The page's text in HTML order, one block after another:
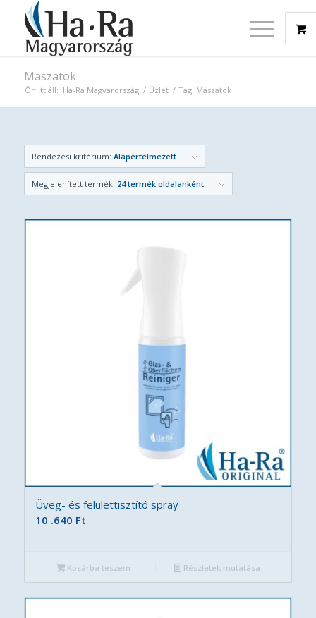
Maszatok
Ön itt áll: Ha-Ra Magyarország / Üzlet / Tag: Maszatok
Rendezési kritérium: Alapértelmezett
Megjelenített termék: 24 termék oldalanként
Üveg- és felülettisztító spray
10 .640 Ft
Kosárba teszem Részletek mutatása